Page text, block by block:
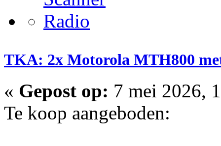
TKA: 2x Motorola MTH800
« Gepost op: 7 mei 2026,
Te koop aangeboden: